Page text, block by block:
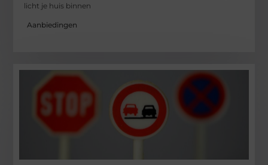
licht je huis binnen
Aanbiedingen